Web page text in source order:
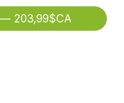
— 203,99$CA